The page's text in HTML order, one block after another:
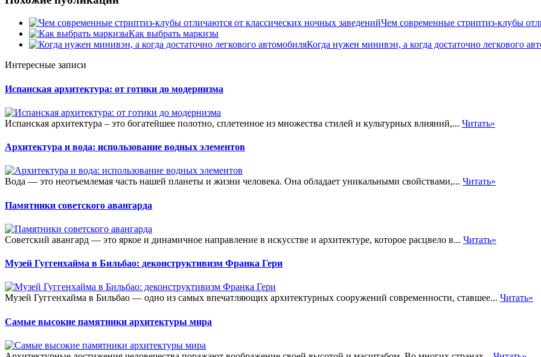
Чем современные стриптиз-клубы
Как выбрать маркизы
Когда нужен минивэн, а когда достаточно легкового
Интересные записи
Испанская архитектура: от готики до модернизма
Испанская архитектура – это богатейшее полотно, сплетенное из множества стилей и культурных влияний,... Читать»
Архитектура и вода: использование водных элементов
Вода — это неотъемлемая часть нашей планеты и жизни человека. Она обладает уникальными свойствами,... Читать»
Памятники советского авангарда
Советский авангард — это яркое и динамичное направление в искусстве и архитектуре, которое расцвело в... Читать»
Музей Гуггенхайма в Бильбао: деконструктивизм Франка Гери
Музей Гуггенхайма в Бильбао — одно из самых впечатляющих архитектурных сооружений современности, ставшее... Читать»
Самые высокие памятники архитектуры мира